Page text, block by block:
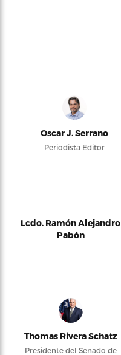
Oscar J. Serrano
Periodista Editor
Lcdo. Ramón Alejandro
Pabón
Thomas Rivera Schatz
Presidente del Senado de